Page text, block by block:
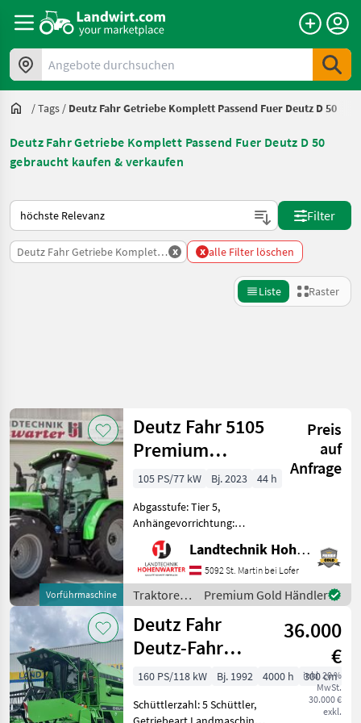
Angebote durchsuchen
/Tags / Deutz Fahr Getriebe Komplett Passend Fuer Deutz D 50
Deutz Fahr Getriebe Komplett Passend Fuer Deutz D 50
gebraucht kaufen & verkaufen
So wird auf Landwirt.com sortiert
Filter
Deutz Fahr Getriebe Komplett Passend Fuer Deutz D 50
x x alle Filter löschen
Liste Raster
Kategorie 2 Land Filter
AKTUELLER
PFAD
Deutz Fahr
Getriebe
Komplett
Passend
Fuer Deutz
D 50
KATEGORIE
WÄHLEN
Landtechnik
577
Sonstiges
5
Zurücksetzen
590
anzeigen
Vorführmaschine
Deutz Fahr 5105
Premium
(20574)
Preis
auf
Anfrage
105 PS/77 kW Bj. 2023
44 h
Abgasstufe: Tier 5,
Anhängevorrichtung:
automatisch, Antrieb:
Allrad, Aufladung:
Turbolader mit
Ladeluftkühlung,
Bolzengröße
Anhängevorrichtung (mm):
38mm, Getriebeart La
Landtechnik Hohenwarter GmbH
5092 St. Martin bei Lofer
Traktoren
/ Deutz
Fahr
Premium Gold Händler
Deutz Fahr
Deutz-Fahr
M35.78
Hydromat
36.000
€
inkl. 20 %
MwSt.
30.000 €
exkl.
160 PS/118 kW Bj. 1992 4000 h
300 cm
Schüttlerzahl: 5 Schüttler,